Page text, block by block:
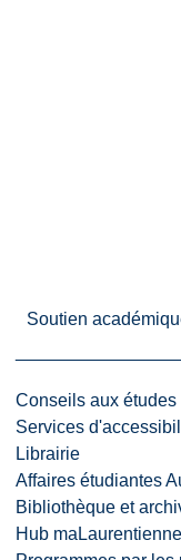
Soutien
Conseils aux études
Services
Librairie
Affaires étudiantes
Bibliothèque et
Hub maLaurentienne